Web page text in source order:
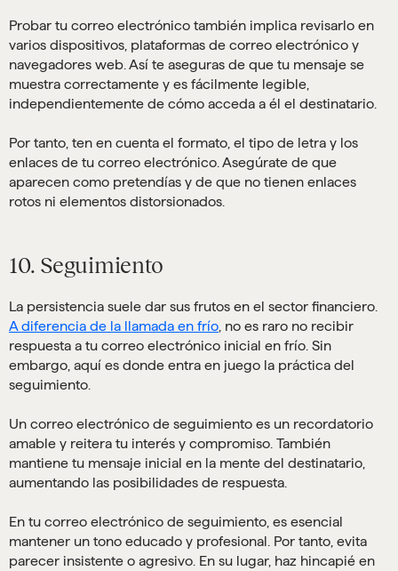
Probar tu correo electrónico también implica revisarlo en
varios dispositivos, plataformas de correo electrónico y
navegadores web. Así te aseguras de que tu mensaje se
muestra correctamente y es fácilmente legible,
independientemente de cómo acceda a él el destinatario.
Por tanto, ten en cuenta el formato, el tipo de letra y los
enlaces de tu correo electrónico. Asegúrate de que
aparecen como pretendías y de que no tienen enlaces
rotos ni elementos distorsionados.
10. Seguimiento
La persistencia suele dar sus frutos en el sector financiero.
A diferencia de la llamada en frío , no es raro no recibir
respuesta a tu correo electrónico inicial en frío. Sin
embargo, aquí es donde entra en juego la práctica del
seguimiento.
Un correo electrónico de seguimiento es un recordatorio
amable y reitera tu interés y compromiso. También
mantiene tu mensaje inicial en la mente del destinatario,
aumentando las posibilidades de respuesta.
En tu correo electrónico de seguimiento, es esencial
mantener un tono educado y profesional. Por tanto, evita
parecer insistente o agresivo. En su lugar, haz hincapié en